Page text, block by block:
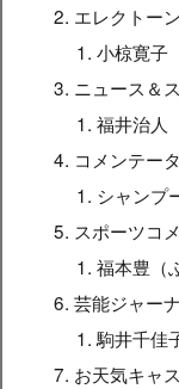
エレクトー
小椋寛子
ニュース＆
福井治人
コメンテー
シャンプ
スポーツコ
福本豊（
芸能ジャー
駒井千佳
お天気キャ